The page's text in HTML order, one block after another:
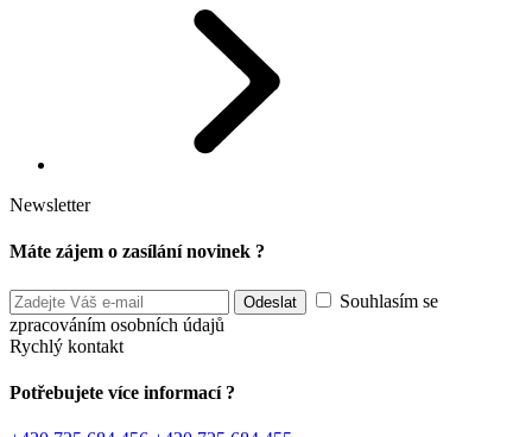
Newsletter
Máte zájem o zasílání novinek ?
Souhlasím se
zpracováním osobních údajů
Rychlý kontakt
Potřebujete více informací ?